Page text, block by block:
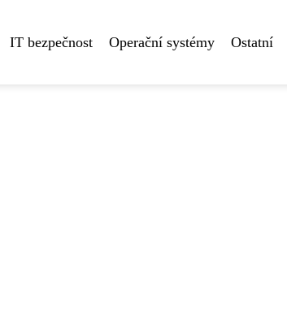
IT bezpečnost Operační systémy Ostatní